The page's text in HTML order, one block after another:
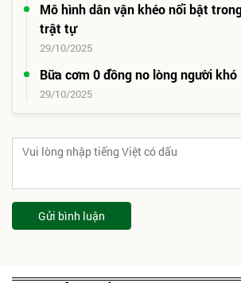
Mô hình dân vận khéo nổi bật
trật tự
29/10/2025
Bữa cơm 0 đồng no lòng người khó
29/10/2025
Gửi bình luận